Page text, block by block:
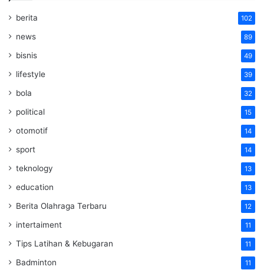
berita 102
news 89
bisnis 49
lifestyle 39
bola 32
political 15
otomotif 14
sport 14
teknology 13
education 13
Berita Olahraga Terbaru 12
intertaiment 11
Tips Latihan & Kebugaran 11
Badminton 11